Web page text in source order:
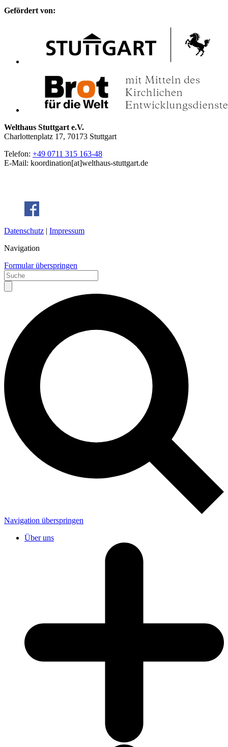
Gefördert von:
Welthaus Stuttgart e.V.
Charlottenplatz 17, 70173 Stuttgart
Telefon: +49 0711 315 163-48
E-Mail: koordination[at]welthaus-stuttgart.de
Datenschutz | Impressum
Navigation
Formular überspringen
Navigation überspringen
Über uns